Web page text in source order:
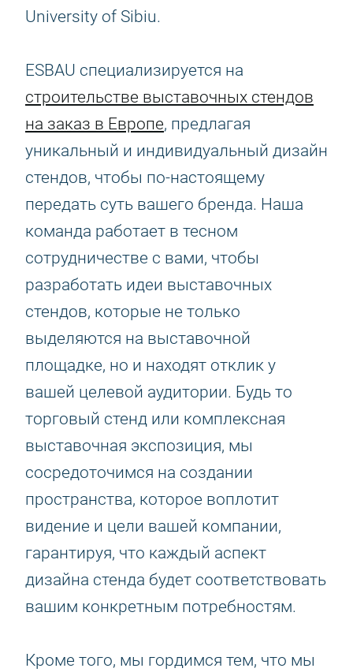
University of Sibiu.
ESBAU специализируется на
строительстве выставочных стендов
на заказ в Европе, предлагая
уникальный и индивидуальный дизайн
стендов, чтобы по-настоящему
передать суть вашего бренда. Наша
команда работает в тесном
сотрудничестве с вами, чтобы
разработать идеи выставочных
стендов, которые не только
выделяются на выставочной
площадке, но и находят отклик у
вашей целевой аудитории. Будь то
торговый стенд или комплексная
выставочная экспозиция, мы
сосредоточимся на создании
пространства, которое воплотит
видение и цели вашей компании,
гарантируя, что каждый аспект
дизайна стенда будет соответствовать
вашим конкретным потребностям.
Кроме того, мы гордимся тем, что мы